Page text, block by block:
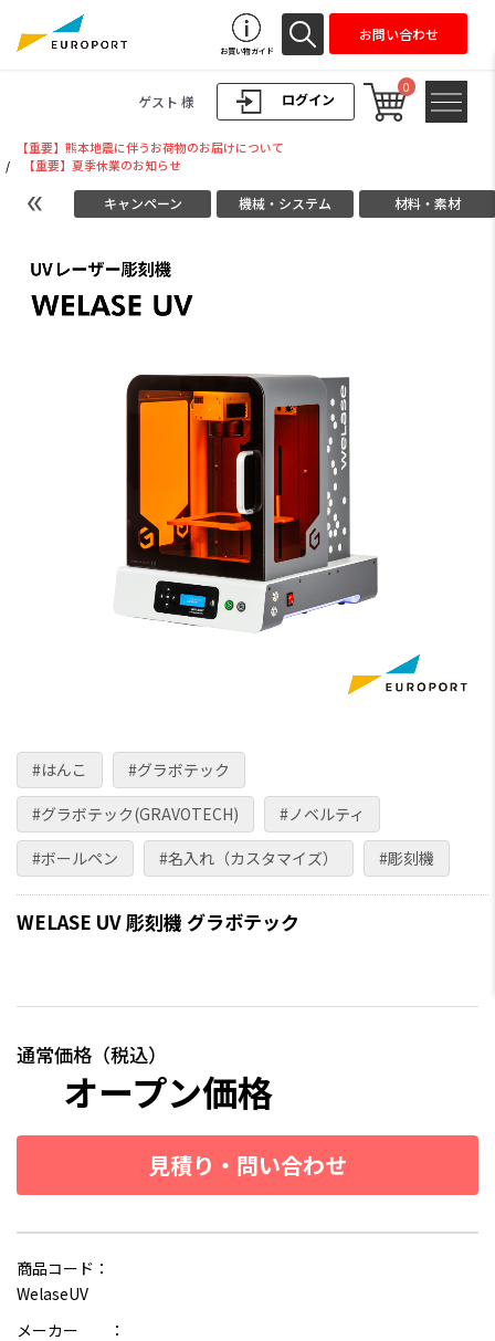
ログイン
ゲスト 様
0
お買い物ガイド
お問い合わせ
【重要】熊本地震に伴うお荷物のお届けについて
/
【重要】夏季休業のお知らせ
キャンペーン 機械・システム 材料・素材
#はんこ
#グラボテック
#グラボテック(GRAVOTECH)
#ノベルティ
#ボールペン
#名入れ（カスタマイズ） #彫刻機
WELASE UV 彫刻機 グラボテック
通常価格（税込）
オープン価格
見積り・問い合わせ
商品コード：
WelaseUV
メーカー ：